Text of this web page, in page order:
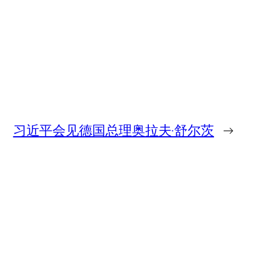
习近平会见德国总理奥拉夫·舒尔茨 →